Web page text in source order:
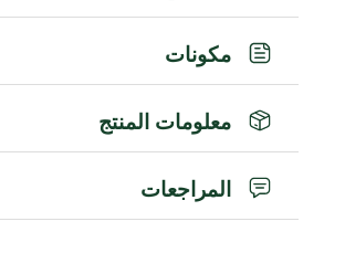
مكونات
معلومات المنتج
المراجعات